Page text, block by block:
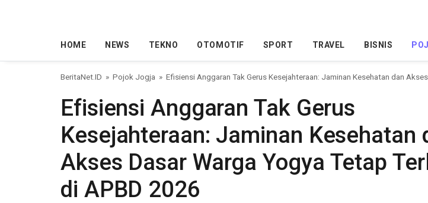
HOME NEWS TEKNO OTOMOTIF SPORT TRAVEL BISNIS
BeritaNet.ID » Pojok Jogja » Efisiensi Anggaran Tak Gerus Kesejahteraan: Jaminan Kesehatan dan
Efisiensi Anggaran Tak Gerus
Kesejahteraan: Jaminan Kesehatan
Akses Dasar Warga Yogya Tetap
di APBD 2026